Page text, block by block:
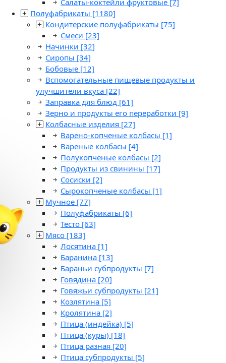
Салаты-коктейли фруктовые [7]
Полуфабрикаты [1180]
Кондитерские полуфабрикаты [75]
Смеси [23]
Начинки [32]
Сиропы [34]
Бобовые [12]
Вспомогательные пищевые продукты и
улучшители вкуса [22]
Заправка для блюд [61]
Зерно и продукты его переработки [9]
Колбасные изделия [27]
Варено-копченые колбасы [1]
Вареные колбасы [4]
Полукопченые колбасы [2]
Продукты из свинины [17]
Сосиски [2]
Сырокопченые колбасы [1]
Мучное [77]
Полуфабрикаты [6]
Тесто [63]
Мясо [183]
Лосятина [1]
Баранина [13]
Бараньи субпродукты [7]
Говядина [20]
Говяжьи субпродукты [21]
Козлятина [5]
Кролятина [2]
Птица (индейка) [5]
Птица (куры) [18]
Птица разная [20]
Птица субпродукты [5]